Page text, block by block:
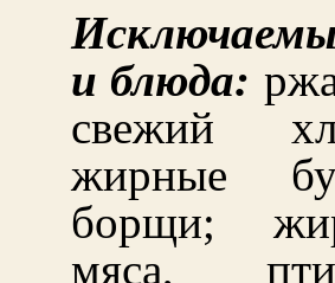
и блюда:
свежий
жирные
борщи;
мяса,